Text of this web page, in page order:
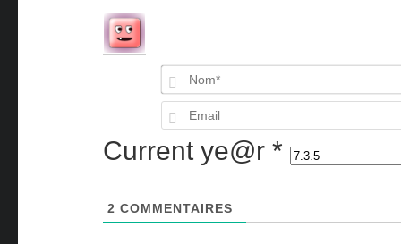
Current ye@r *
2 COMMENTAIRES